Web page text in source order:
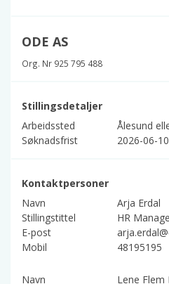
ODE AS
Org. Nr 925 795 488
Stillingsdetaljer
Arbeidssted
Ålesund
Søknadsfrist
2026-06-10
Kontaktpersoner
Navn
Arja Erdal
Stillingstittel
HR
E-post
Mobil
48195195
Navn Lene Flem